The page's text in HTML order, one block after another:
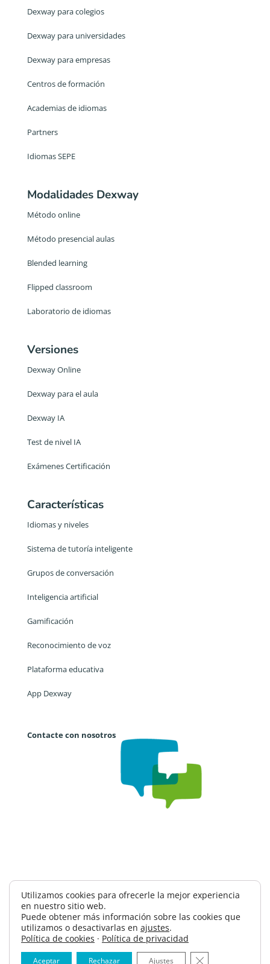
Dexway para colegios
Dexway para universidades
Dexway para empresas
Centros de formación
Academias de idiomas
Partners
Idiomas SEPE
Modalidades Dexway
Método online
Método presencial aulas
Blended learning
Flipped classroom
Laboratorio de idiomas
Versiones
Dexway Online
Dexway para el aula
Dexway IA
Test de nivel IA
Exámenes Certificación
Características
Idiomas y niveles
Sistema de tutoría inteligente
Grupos de conversación
Inteligencia artificial
Gamificación
Reconocimiento de voz
Plataforma educativa
App Dexway
Contacte con nosotros
Trabaja con nosotros CAE
Política de privacidad
Política de seguridad información
Términos y condiciones
Contacto
Utilizamos cookies para ofrecerle la mejor experiencia
en nuestro sitio web.
Puede obtener más información sobre las cookies que
utilizamos o desactivarlas en ajustes.
Política de cookies · Política de privacidad
Aceptar Rechazar Ajustes Cerrar el banner